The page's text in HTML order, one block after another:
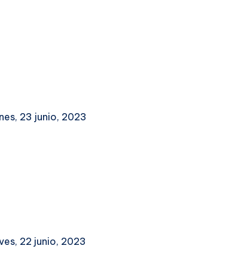
23 junio, 2023
22 junio, 2023